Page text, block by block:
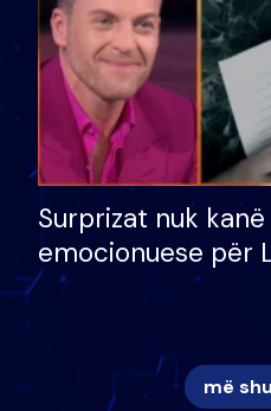
Surprizat nuk
emocionuese për
nëna dhe fëmijët
nuk i mban dot
më